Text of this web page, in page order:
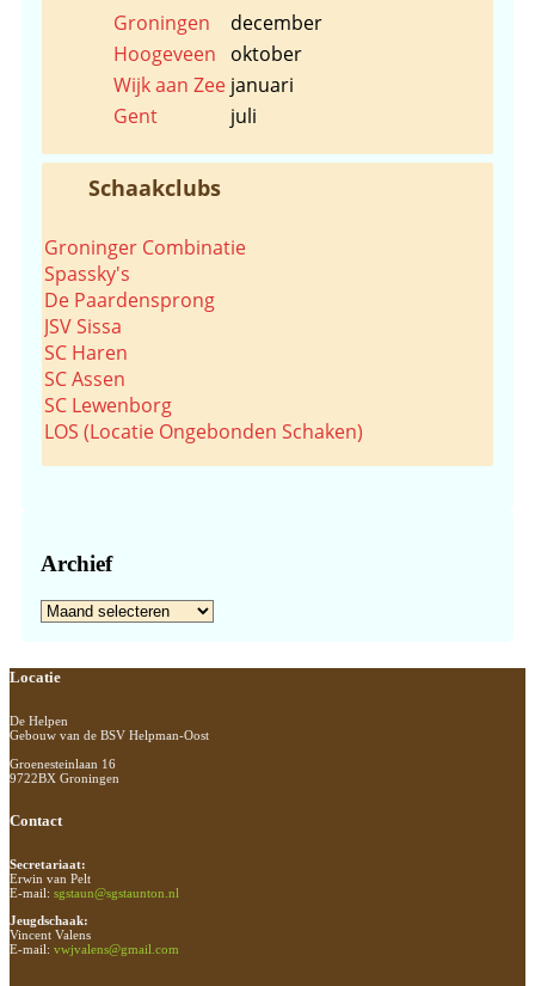
Groningen
december
Hoogeveen
oktober
Wijk aan Zee januari
Gent
juli
Schaakclubs
Groninger Combinatie
Spassky's
De Paardensprong
JSV Sissa
SC Haren
SC Assen
SC Lewenborg
LOS (Locatie Ongebonden Schaken)
Archief
Archief
Footer
Locatie
De Helpen
Gebouw van de BSV Helpman-Oost
Groenesteinlaan 16
9722BX Groningen
Contact
Secretariaat:
Erwin van Pelt
E-mail: sgstaun@sgstaunton.nl
Jeugdschaak:
Vincent Valens
E-mail: vwjvalens@gmail.com